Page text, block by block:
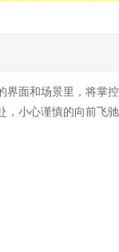
面和场景里，将掌
小心谨慎的向前飞